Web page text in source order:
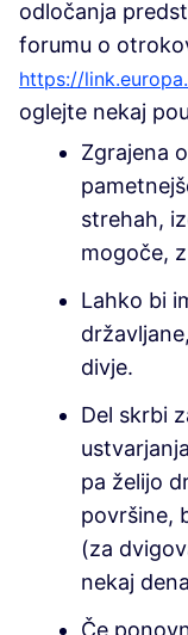
odločanja
forumu o
https://
oglejte nekaj
Zgrajena
strehah,
mogoče,
Lahko bi
divje.
Del skrbi
pa želijo
površine,
(za
nekaj
Če